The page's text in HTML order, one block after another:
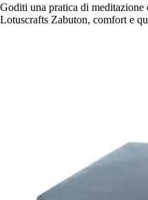
Goditi una pratica di
Lotuscrafts Zabuton, comfort e